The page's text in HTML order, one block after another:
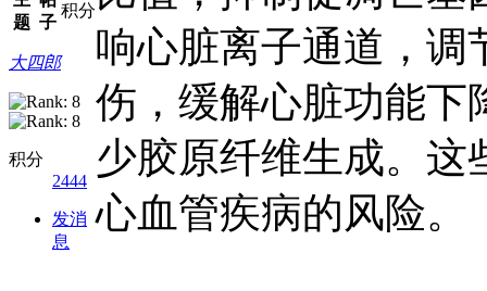
题 子
积分
大四郎
积分
2444
发消
息
响心脏离子通道，调
伤，缓解心脏功能下
少胶原纤维生成。这
心血管疾病的风险。